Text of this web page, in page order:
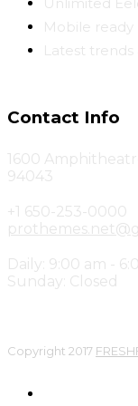
Unlimited
Mobile ready
Latest trends
Contact Info
1600
94043
+1 650-253-0000
Daily: 9:00 am -
Sunday: Closed
Copyright 2017